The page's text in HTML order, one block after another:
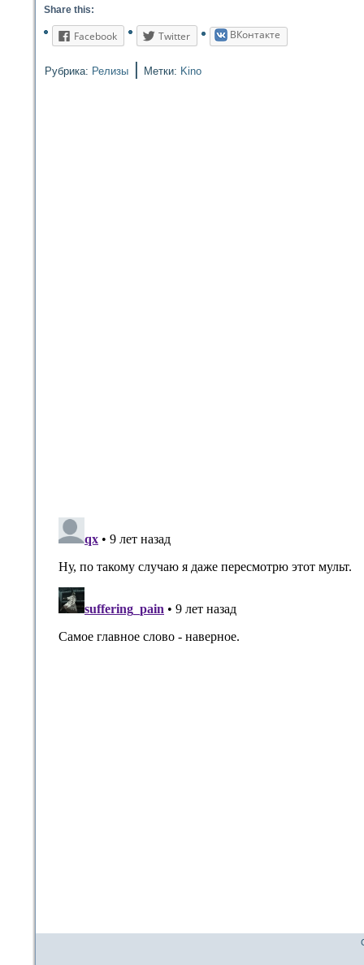
Share this:
Facebook Twitter ВКонтакте
Рубрика: Релизы | Метки: Kino